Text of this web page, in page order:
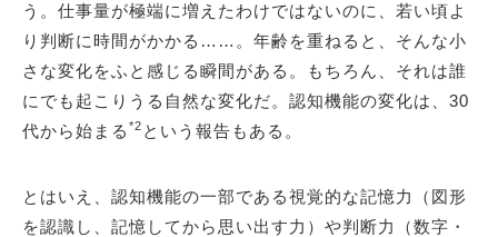
う。仕事量が極端に増えたわけではないのに、若い頃よ
り判断に時間がかかる……。年齢を重ねると、そんな小
さな変化をふと感じる瞬間がある。もちろん、それは誰
にでも起こりうる自然な変化だ。認知機能の変化は、30
代から始まる *2 という報告もある。
とはいえ、認知機能の一部である視覚的な記憶力（図形
を認識し、記憶してから思い出す力）や判断力（数字・